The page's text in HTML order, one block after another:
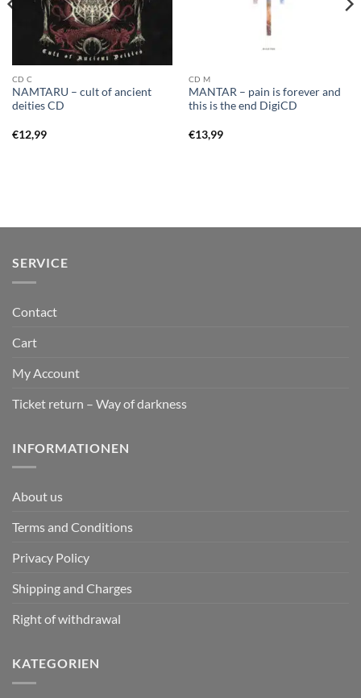
CD C
NAMTARU – cult of ancient
deities CD
€12,99
CD M
MANTAR – pain is forever and
this is the end DigiCD
€13,99
SERVICE
Contact
Cart
My Account
Ticket return – Way of darkness
INFORMATIONEN
About us
Terms and Conditions
Privacy Policy
Shipping and Charges
Right of withdrawal
KATEGORIEN